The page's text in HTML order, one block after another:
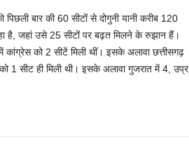
बार की 60 सीटों से दोगुनी यानी करीब 120
है, जहां उसे 25 सीटों पर बढ़त मिलने के रुझान हैं।
कांग्रेस को 2 सीटें मिली थीं। इसके अलावा छत्तीसगढ़
को 1 सीट ही मिली थी। इसके अलावा गुजरात में 4, उप्र